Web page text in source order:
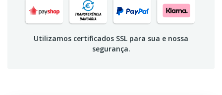
Utilizamos certificados SSL para sua e nossa
segurança.